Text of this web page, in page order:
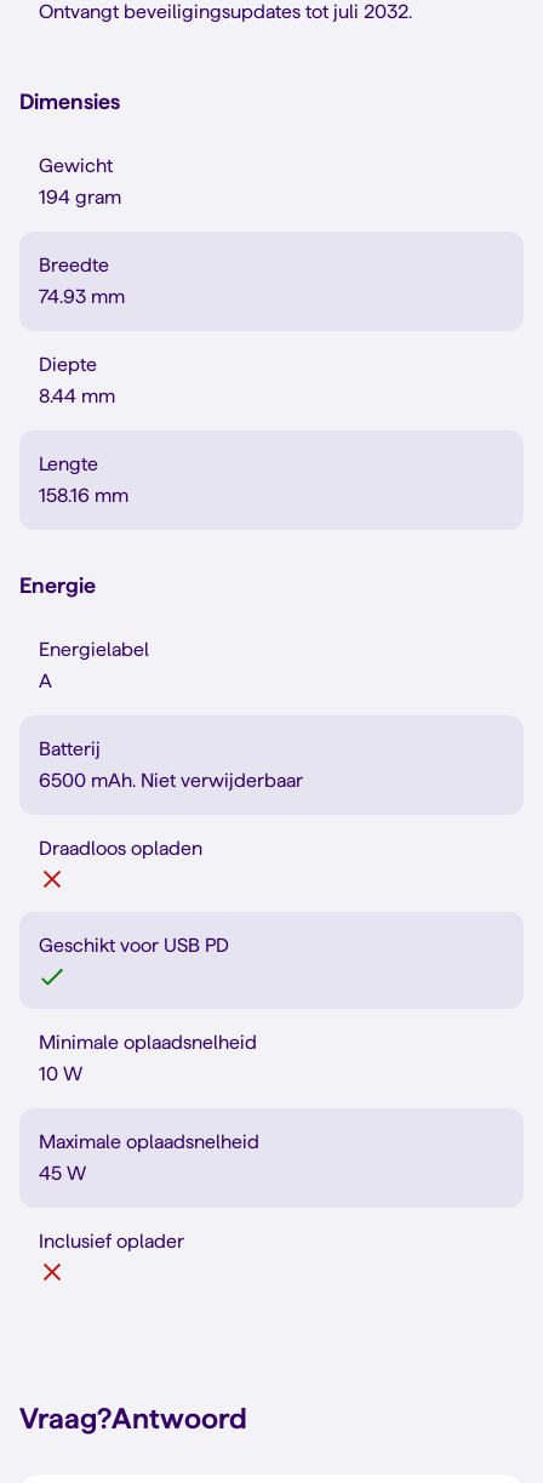
Ontvangt beveiligingsupdates tot juli 2032.
Dimensies
Gewicht
194 gram
Breedte
74.93 mm
Diepte
8.44 mm
Lengte
158.16 mm
Energie
Energielabel
A
Batterij
6500 mAh. Niet verwijderbaar
Draadloos opladen
Geschikt voor USB PD
Minimale oplaadsnelheid
10 W
Maximale oplaadsnelheid
45 W
Inclusief oplader
Vraag?Antwoord